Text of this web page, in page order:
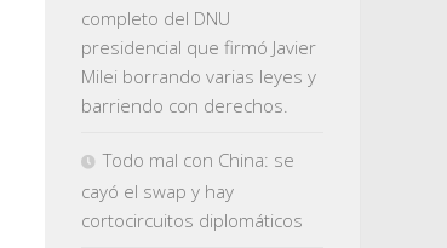
completo del DNU
presidencial que firmó Javier
Milei borrando varias leyes y
barriendo con derechos.
Todo mal con China: se
cayó el swap y hay
cortocircuitos diplomáticos